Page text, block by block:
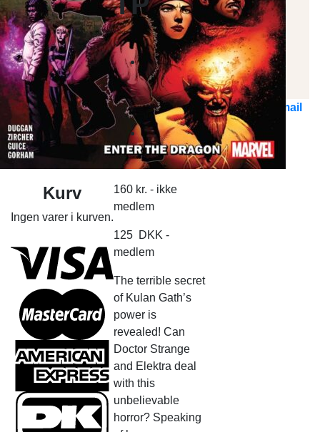
Marvel Comics
DC Comics
Top 10Nyheder Kontakt Os Ring til os
Send E-mail
Søg
efter:
Log ind
Ingen varer i kurven.
Kurv
Ingen varer i kurven.
160 kr. - ikke
medlem
125 DKK -
medlem
The terrible secret
of Kulan Gath’s
power is
revealed! Can
Doctor Strange
and Elektra deal
with this
unbelievable
horror? Speaking